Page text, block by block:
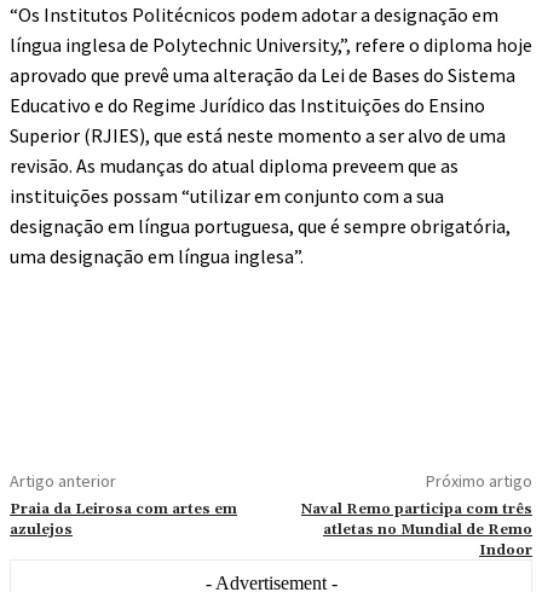
“Os Institutos Politécnicos podem adotar a designação em
língua inglesa de Polytechnic University,”, refere o diploma hoje
aprovado que prevê uma alteração da Lei de Bases do Sistema
Educativo e do Regime Jurídico das Instituições do Ensino
Superior (RJIES), que está neste momento a ser alvo de uma
revisão. As mudanças do atual diploma preveem que as
instituições possam “utilizar em conjunto com a sua
designação em língua portuguesa, que é sempre obrigatória,
uma designação em língua inglesa”.
Artigo anterior
Praia da Leirosa com artes em
azulejos
Próximo artigo
Naval Remo participa com três
atletas no Mundial de Remo
Indoor
- Advertisement -